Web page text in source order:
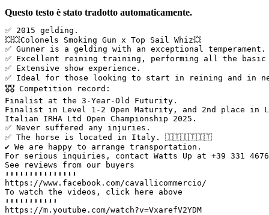
Questo testo è stato tradotto automaticamente.
✅ 2015 gelding.
💥💥Colonels Smoking Gun x Top Sail Whiz💥
✅ Gunner is a gelding with an exceptional
✅ Excellent reining training, performing all the
✅ Extensive show experience.
✅ Ideal for those looking to start in reining and in
🎖🎖 Competition record:
Finalist at the 3-Year-Old Futurity.
Finalist in Level 1-2 Open Maturity, and 2nd place in
Italian IRHA Ltd Open Championship 2025.
✅ Never suffered any injuries.
✅ The horse is located in Italy. 🇮🇹🇮🇹🇮🇹
✔️ We are happy to arrange transportation.
For serious inquiries, contact Watts Up at +39 331
See reviews from our buyers
⬇️⬇️⬇️⬇️⬇️⬇️⬇️⬇️⬇️⬇️⬇️⬇️⬇️⬇️⬇️
https://www.facebook.com/cavallicommercio/
To watch the videos, click here above
⬇️⬇️⬇️⬇️⬇️⬇️⬇️⬇️⬇️⬇️⬇️
https://m.youtube.com/watch?v=VxarefV2YDM